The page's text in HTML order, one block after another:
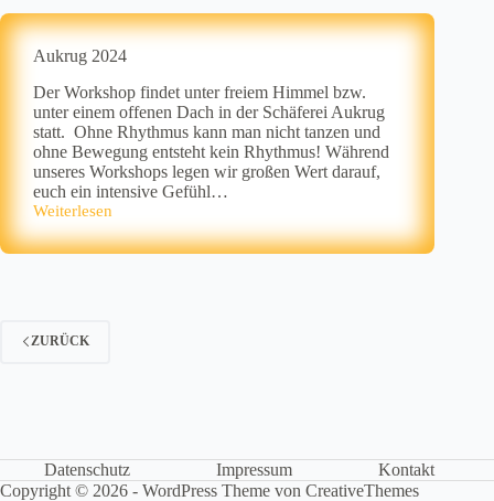
Aukrug 2024
Der Workshop findet unter freiem Himmel bzw.
unter einem offenen Dach in der Schäferei Aukrug
statt. Ohne Rhythmus kann man nicht tanzen und
ohne Bewegung entsteht kein Rhythmus! Während
unseres Workshops legen wir großen Wert darauf,
euch ein intensive Gefühl…
Weiterlesen
Aukrug
2024
ZURÜCK
Datenschutz Impressum
Kontakt
Copyright © 2026 - WordPress Theme von CreativeThemes